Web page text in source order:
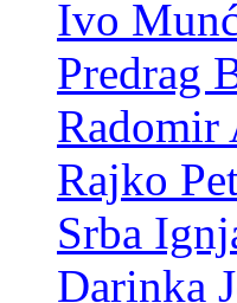
Ivo
Predrag
Rajko
Srba
Darinka